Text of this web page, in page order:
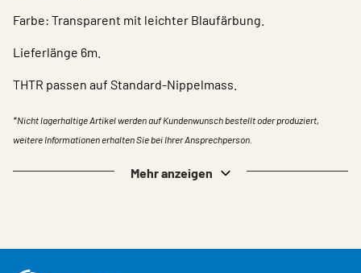
Farbe: Transparent mit leichter Blaufärbung.
Lieferlänge 6m.
THTR passen auf Standard-Nippelmass.
*Nicht lagerhaltige Artikel werden auf Kundenwunsch bestellt oder produziert,
weitere Informationen erhalten Sie bei Ihrer Ansprechperson.
Mehr anzeigen